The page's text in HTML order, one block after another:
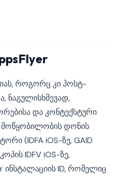
როგორც კი ჰოსტ-
ნაგულისხმევად,
და კონტექსტური
მოწყობილობის დონის
(IDFA iOS-ზე, GAID
IDFV iOS-ზე,
ინსტალაციის ID, რომელიც